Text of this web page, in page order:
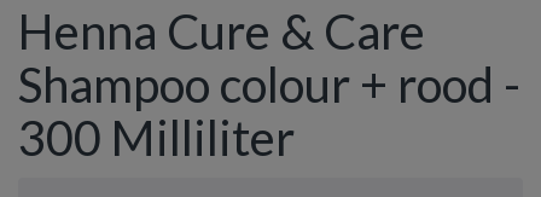
Henna Cure & Care
Shampoo colour + rood -
300 Milliliter